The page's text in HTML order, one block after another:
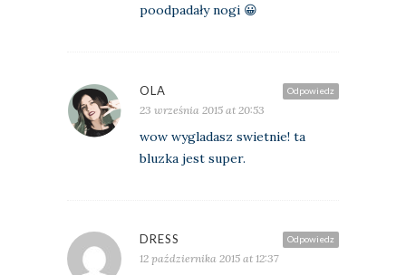
poodpadały nogi 😀
Odpowiedz
OLA
23 września 2015 at 20:53
wow wygladasz swietnie! ta
bluzka jest super.
Odpowiedz
DRESS
12 października 2015 at 12:37